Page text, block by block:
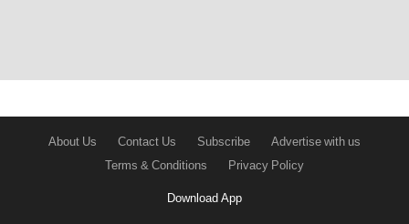
About Us Contact Us Subscribe
Advertise with us
Terms & Conditions
Privacy Policy
Download App